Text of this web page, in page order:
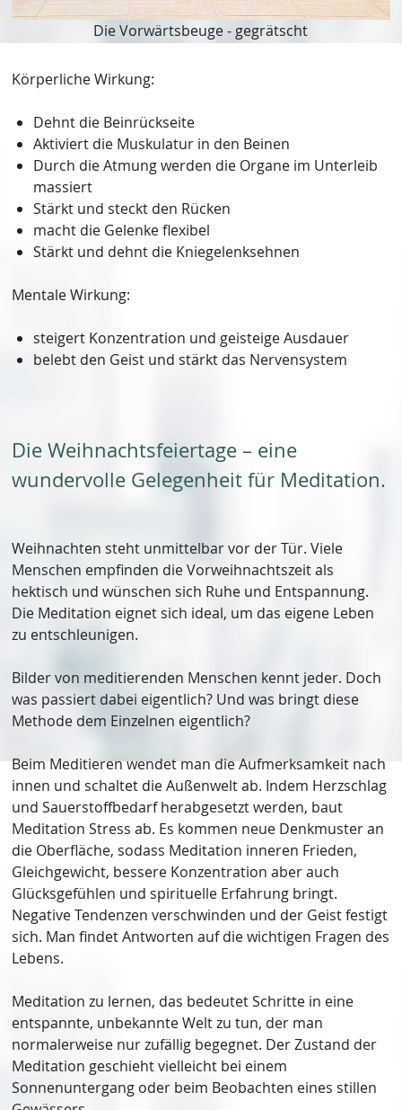
Die Vorwärtsbeuge - gegrätscht
Körperliche Wirkung:
Dehnt die Beinrückseite
Aktiviert die Muskulatur in den Beinen
Durch die Atmung werden die Organe im Unterleib
massiert
Stärkt und steckt den Rücken
macht die Gelenke flexibel
Stärkt und dehnt die Kniegelenksehnen
Mentale Wirkung:
steigert Konzentration und geisteige Ausdauer
belebt den Geist und stärkt das Nervensystem
Die Weihnachtsfeiertage – eine
wundervolle Gelegenheit für Meditation.
Weihnachten steht unmittelbar vor der Tür. Viele
Menschen empfinden die Vorweihnachtszeit als
hektisch und wünschen sich Ruhe und Entspannung.
Die Meditation eignet sich ideal, um das eigene Leben
zu entschleunigen.
Bilder von meditierenden Menschen kennt jeder. Doch
was passiert dabei eigentlich? Und was bringt diese
Methode dem Einzelnen eigentlich?
Beim Meditieren wendet man die Aufmerksamkeit nach
innen und schaltet die Außenwelt ab. Indem Herzschlag
und Sauerstoffbedarf herabgesetzt werden, baut
Meditation Stress ab. Es kommen neue Denkmuster an
die Oberfläche, sodass Meditation inneren Frieden,
Gleichgewicht, bessere Konzentration aber auch
Glücksgefühlen und spirituelle Erfahrung bringt.
Negative Tendenzen verschwinden und der Geist festigt
sich. Man findet Antworten auf die wichtigen Fragen des
Lebens.
Meditation zu lernen, das bedeutet Schritte in eine
entspannte, unbekannte Welt zu tun, der man
normalerweise nur zufällig begegnet. Der Zustand der
Meditation geschieht vielleicht bei einem
Sonnenuntergang oder beim Beobachten eines stillen